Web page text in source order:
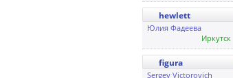
hewlett
Юлия Фадеева
Иркутск
figura
Sergey Victorovich